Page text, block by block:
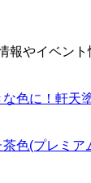
やイベント
色に！軒天
色(プレミア